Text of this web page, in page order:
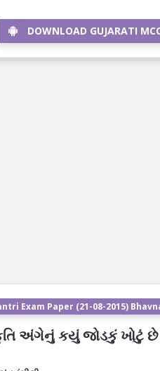
DOWNLOAD GUJARATI
Exam Paper (21-08-2015)
અંગેનું કયું જોડકું ખોટું છે